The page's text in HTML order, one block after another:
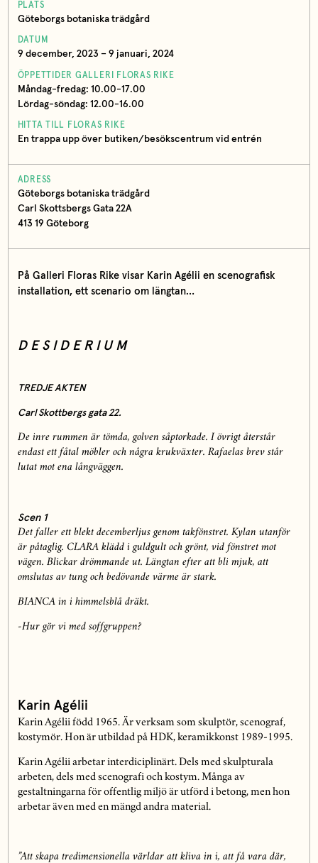
PLATS
Göteborgs botaniska trädgård
DATUM
9 december, 2023 – 9 januari, 2024
ÖPPETTIDER GALLERI FLORAS RIKE
Måndag-fredag: 10.00-17.00
Lördag-söndag: 12.00-16.00
HITTA TILL FLORAS RIKE
En trappa upp över butiken/besökscentrum vid entrén
ADRESS
Göteborgs botaniska trädgård
Carl Skottsbergs Gata 22A
413 19 Göteborg
På Galleri Floras Rike visar Karin Agélii en scenografisk
installation, ett scenario om längtan…
D E S I D E R I U M
TREDJE AKTEN
Carl Skottbergs gata 22.
De inre rummen är tömda, golven såptorkade. I övrigt återstår
endast ett fåtal möbler och några krukväxter. Rafaelas brev står
lutat mot ena långväggen.
Scen 1
Det faller ett blekt decemberljus genom takfönstret. Kylan utanför
är påtaglig. CLARA klädd i guldgult och grönt, vid fönstret mot
vägen. Blickar drömmande ut. Längtan efter att bli mjuk, att
omslutas av tung och bedövande värme är stark.
BIANCA in i himmelsblå dräkt.
-Hur gör vi med soffgruppen?
Karin Agélii
Karin Agélii född 1965. Är verksam som skulptör, scenograf,
kostymör. Hon är utbildad på HDK, keramikkonst 1989-1995.
Karin Agélii arbetar interdiciplinärt. Dels med skulpturala
arbeten, dels med scenografi och kostym. Många av
gestaltningarna för offentlig miljö är utförd i betong, men hon
arbetar även med en mängd andra material.
”Att skapa tredimensionella världar att kliva in i, att få vara där,